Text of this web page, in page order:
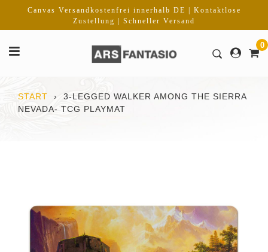
Inhalt
Canvas Versandkostenfrei innerhalb DE | Kontaktlose
Zustellung | Schneller Versand
0
START ›
3-LEGGED WALKER AMONG THE SIERRA
NEVADA- TCG PLAYMAT